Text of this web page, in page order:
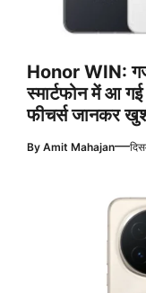
Honor WIN:
स्मार्टफोन में आ
फीचर्स जानकर
By Amit Mahajan—